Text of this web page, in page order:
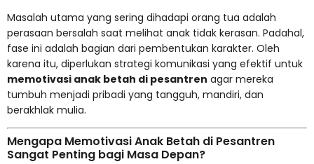
Masalah utama yang sering dihadapi orang tua adalah
perasaan bersalah saat melihat anak tidak kerasan. Padahal,
fase ini adalah bagian dari pembentukan karakter. Oleh
karena itu, diperlukan strategi komunikasi yang efektif untuk
memotivasi anak betah di pesantren agar mereka
tumbuh menjadi pribadi yang tangguh, mandiri, dan
berakhlak mulia.
Mengapa Memotivasi Anak Betah di Pesantren
Sangat Penting bagi Masa Depan?